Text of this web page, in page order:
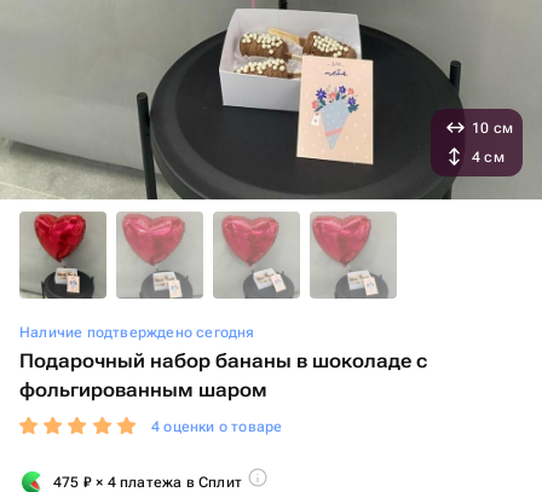
Наличие подтверждено сегодня
Подарочный набор бананы в шоколаде с
фольгированным шаром
4 оценки о товаре
475 ₽ × 4 платежа в Сплит
10 см
4 см